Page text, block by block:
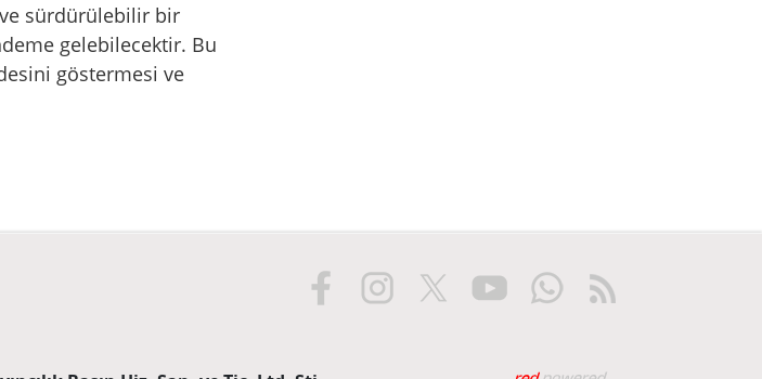
ve sürdürülebilir bir
gelebilecektir. Bu
göstermesi ve